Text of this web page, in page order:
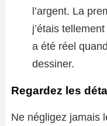
l’argent. La
j’étais
a été réel
dessiner.
Regardez les
Ne négligez jamais